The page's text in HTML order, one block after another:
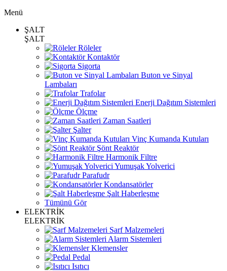
Menü
ŞALT
ŞALT
Röleler
Kontaktör
Sigorta
Buton ve Sinyal
Lambaları
Trafolar
Enerji Dağıtım Sistemleri
Ölçme
Zaman Saatleri
Şalter
Vinç Kumanda Kutuları
Şönt Reaktör
Harmonik Filtre
Yumuşak Yolverici
Parafudr
Kondansatörler
Şalt Haberleşme
Tümünü Gör
ELEKTRİK
ELEKTRİK
Sarf Malzemeleri
Alarm Sistemleri
Klemensler
Pedal
Isıtıcı